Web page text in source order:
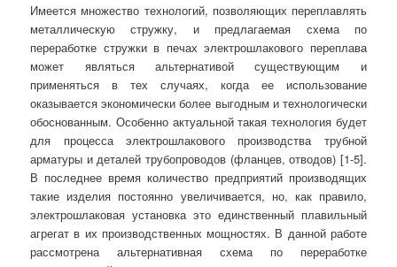
Имеется множество технологий, позволяющих переплавлять
металлическую стружку, и предлагаемая схема по
переработке стружки в печах электрошлакового переплава
может являться альтернативой существующим и
применяться в тех случаях, когда ее использование
оказывается экономически более выгодным и технологически
обоснованным. Особенно актуальной такая технология будет
для процесса электрошлакового производства трубной
арматуры и деталей трубопроводов (фланцев, отводов) [1-5].
В последнее время количество предприятий производящих
такие изделия постоянно увеличивается, но, как правило,
электрошлаковая установка это единственный плавильный
агрегат в их производственных мощностях. В данной работе
рассмотрена альтернативная схема по переработке